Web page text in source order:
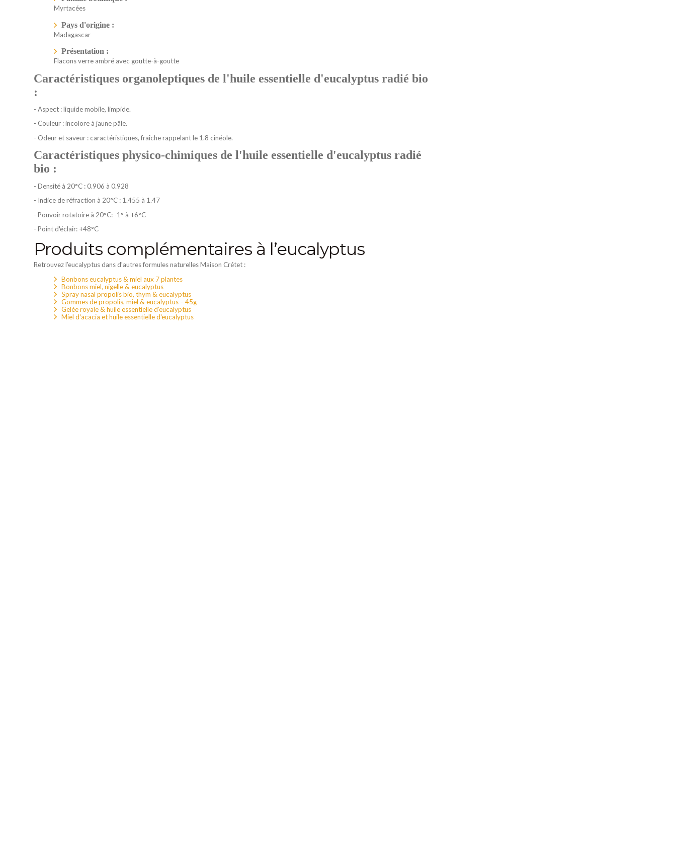
Myrtacées
Pays d'origine :
Madagascar
Présentation :
Flacons verre ambré avec goutte-à-goutte
Caractéristiques organoleptiques de l'huile essentielle d'eucalyptus radié bio
:
- Aspect : liquide mobile, limpide.
- Couleur : incolore à jaune pâle.
- Odeur et saveur : caractéristiques, fraîche rappelant le 1.8 cinéole.
Caractéristiques physico-chimiques de l'huile essentielle d'eucalyptus radié
bio :
- Densité à 20°C : 0.906 à 0.928
- Indice de réfraction à 20°C : 1.455 à 1.47
- Pouvoir rotatoire à 20°C: -1° à +6°C
- Point d'éclair: +48°C
Produits complémentaires à l’eucalyptus
Retrouvez l’eucalyptus dans d'autres formules naturelles Maison Crétet :
Bonbons eucalyptus & miel aux 7 plantes
Bonbons miel, nigelle & eucalyptus
Spray nasal propolis bio, thym & eucalyptus
Gommes de propolis, miel & eucalyptus – 45g
Gelée royale & huile essentielle d’eucalyptus
Miel d'acacia et huile essentielle d'eucalyptus